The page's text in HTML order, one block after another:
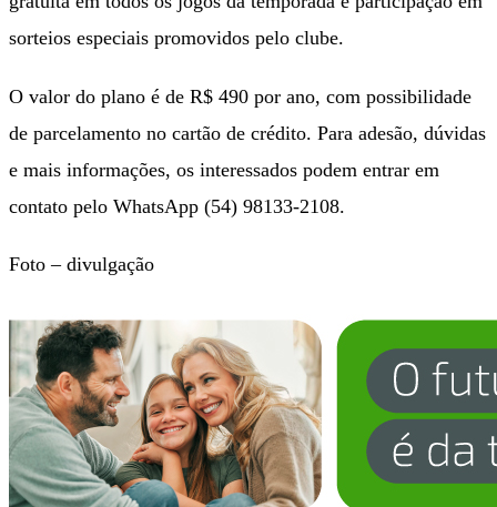
sorteios especiais promovidos pelo clube.
O valor do plano é de R$ 490 por ano, com possibilidade
de parcelamento no cartão de crédito. Para adesão, dúvidas
e mais informações, os interessados podem entrar em
contato pelo WhatsApp (54) 98133-2108.
Foto – divulgação